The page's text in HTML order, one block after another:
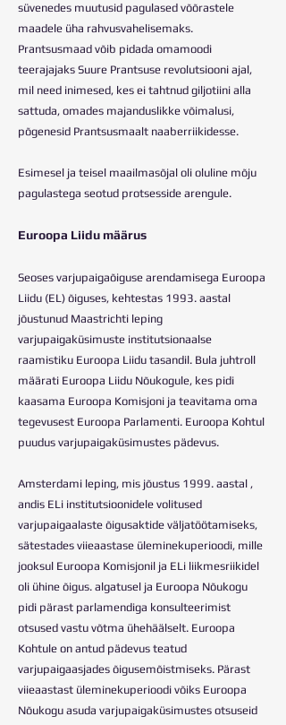
süvenedes muutusid pagulased võõrastele
maadele üha rahvusvahelisemaks.
Prantsusmaad võib pidada omamoodi
teerajajaks Suure Prantsuse revolutsiooni ajal,
mil need inimesed, kes ei tahtnud giljotiini alla
sattuda, omades majanduslikke võimalusi,
põgenesid Prantsusmaalt naaberriikidesse.
Esimesel ja teisel maailmasõjal oli oluline mõju
pagulastega seotud protsesside arengule.
Euroopa Liidu määrus
Seoses varjupaigaõiguse arendamisega Euroopa
Liidu (EL) õiguses, kehtestas 1993. aastal
jõustunud Maastrichti leping
varjupaigaküsimuste institutsionaalse
raamistiku Euroopa Liidu tasandil. Bula juhtroll
määrati Euroopa Liidu Nõukogule, kes pidi
kaasama Euroopa Komisjoni ja teavitama oma
tegevusest Euroopa Parlamenti. Euroopa Kohtul
puudus varjupaigaküsimustes pädevus.
Amsterdami leping, mis jõustus 1999. aastal ,
andis ELi institutsioonidele volitused
varjupaigaalaste õigusaktide väljatöötamiseks,
sätestades viieaastase üleminekuperioodi, mille
jooksul Euroopa Komisjonil ja ELi liikmesriikidel
oli ühine õigus. algatusel ja Euroopa Nõukogu
pidi pärast parlamendiga konsulteerimist
otsused vastu võtma ühehäälselt. Euroopa
Kohtule on antud pädevus teatud
varjupaigaasjades õigusemõistmiseks. Pärast
viieaastast üleminekuperioodi võiks Euroopa
Nõukogu asuda varjupaigaküsimustes otsuseid